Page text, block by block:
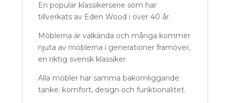
En populär klassikerserie som har
tillverkats av Eden Wood i över 40 år.
Möblerna är välkända och många kommer
njuta av möblerna i generationer framöver,
en riktig svensk klassiker.
Alla möbler har samma bakomliggande
tanke: komfort, design och funktionalitet.